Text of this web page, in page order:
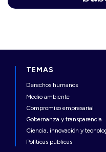
TEMAS
Derechos humanos
Medio ambiente
Compromiso empresarial
Gobernanza y transparencia
Ciencia, innovación y
Políticas públicas